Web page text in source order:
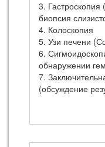
3. Гастроскопия
биопсия
4. Колоскопия
5. Узи печени
6.
обнаружении
7.
(обсуждение